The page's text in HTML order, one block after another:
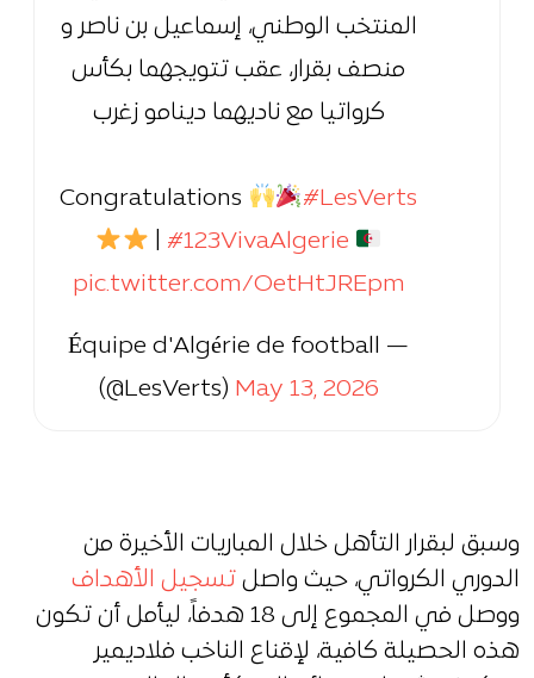
المنتخب الوطني، إسماعيل بن ناصر و
منصف بقرار، عقب تتويجهما بكأس
كرواتيا مع ناديهما دينامو زغرب
Congratulations
#LesVerts
#123VivaAlgerie
pic.twitter.com/OetHtJREpm
— Équipe d'Algérie de football
(@LesVerts) May 13, 2026
وسبق لبقرار التأهل خلال المباريات الأخيرة من
الدوري الكرواتي، حيث واصل تسجيل الأهداف
ووصل في المجموع إلى 18 هدفاً، ليأمل أن تكون
هذه الحصيلة كافية، لإقناع الناخب فلاديمير